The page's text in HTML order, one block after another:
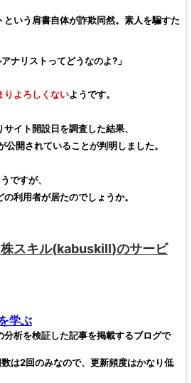
という肩書自体が詐欺同然。素人を騙すた
ナリストってどうなのよ?」
りよろしくないようです。
サイト開設日を調査した結果、
開されていることが判明しました。
ですが、
利用者が居たのでしょうか。
株スキル(kabuskill)のサービ
学ぶ
分析を検証した記事を掲載するブログで
は2回のみなので、更新頻度はかなり低